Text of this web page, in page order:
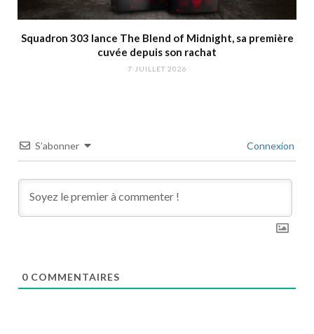
Squadron 303 lance The Blend of Midnight, sa première
cuvée depuis son rachat
7 JUILLET 2026
S’abonner Connexion
0 COMMENTAIRES